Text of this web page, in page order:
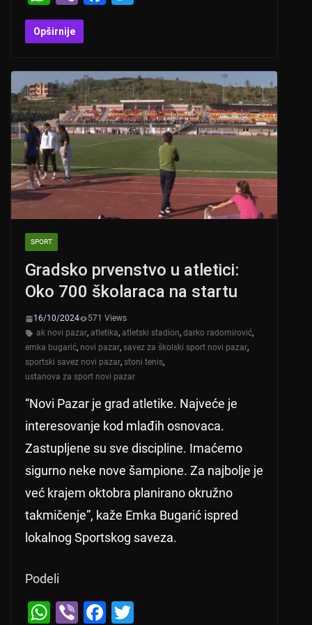
h
at
A
p
p
b
er
b
o
o
k
Opširnije
SPORT
Gradsko prvenstvo u atletici:
Oko 700 školaraca na startu
16/10/2024
571 Views
ak novi pazar, atletika, atletski stadion, darko radomirović,
emka bugarić, novi pazar, savez za školski sport novi pazar,
sportski savez novi pazar, stoni tenis,
ustanova za sport novi pazar
“Novi Pazar je grad atletike. Najveće je
interesovanje kod mlađih osnovaca.
Zastupljene su sve discipline. Imaćemo
sigurno neke nove šampione. Za najbolje je
već krajem oktobra planirano okružno
takmičenje”, kaže Emka Bugarić ispred
lokalnog Sportskog saveza.
Podeli
W
Vi
F